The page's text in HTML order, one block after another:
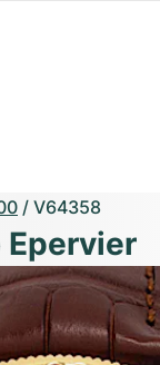
/ V64358
Epervier